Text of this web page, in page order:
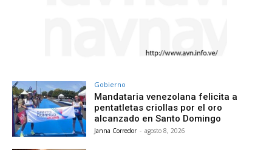
Gobierno
Mandataria venezolana felicita a
pentatletas criollas por el oro
alcanzado en Santo Domingo
Janna Corredor - agosto 8, 2026